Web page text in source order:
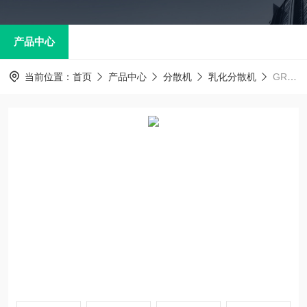
产品中心
当前位置： 首页 产品中心 分散机 乳化分散机 GRS2000中长链脂fang乳注射液乳化分散机